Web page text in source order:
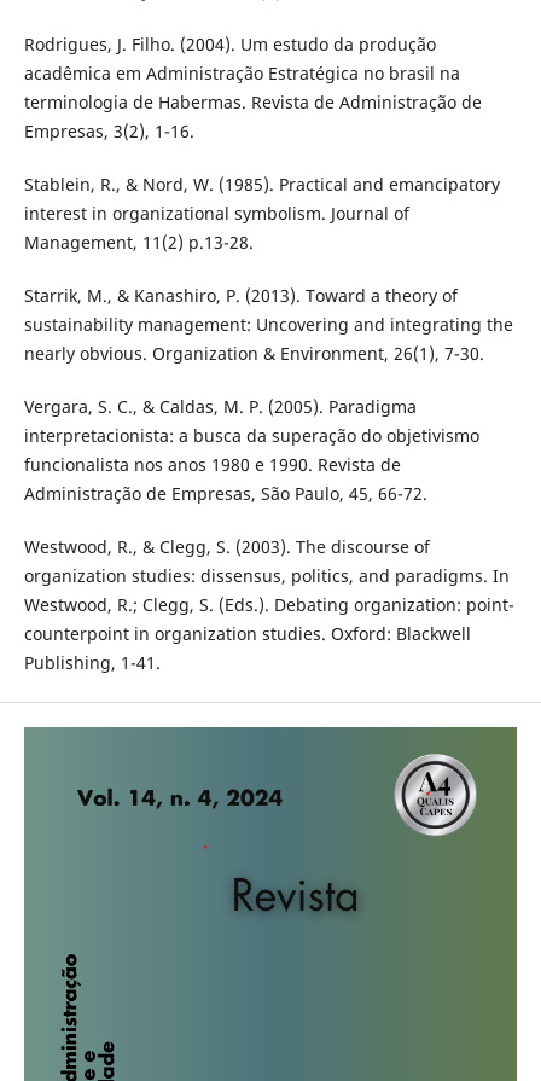
Rodrigues, J. Filho. (2004). Um estudo da produção
acadêmica em Administração Estratégica no brasil na
terminologia de Habermas. Revista de Administração de
Empresas, 3(2), 1-16.
Stablein, R., & Nord, W. (1985). Practical and emancipatory
interest in organizational symbolism. Journal of
Management, 11(2) p.13-28.
Starrik, M., & Kanashiro, P. (2013). Toward a theory of
sustainability management: Uncovering and integrating the
nearly obvious. Organization & Environment, 26(1), 7-30.
Vergara, S. C., & Caldas, M. P. (2005). Paradigma
interpretacionista: a busca da superação do objetivismo
funcionalista nos anos 1980 e 1990. Revista de
Administração de Empresas, São Paulo, 45, 66-72.
Westwood, R., & Clegg, S. (2003). The discourse of
organization studies: dissensus, politics, and paradigms. In
Westwood, R.; Clegg, S. (Eds.). Debating organization: point-
counterpoint in organization studies. Oxford: Blackwell
Publishing, 1-41.